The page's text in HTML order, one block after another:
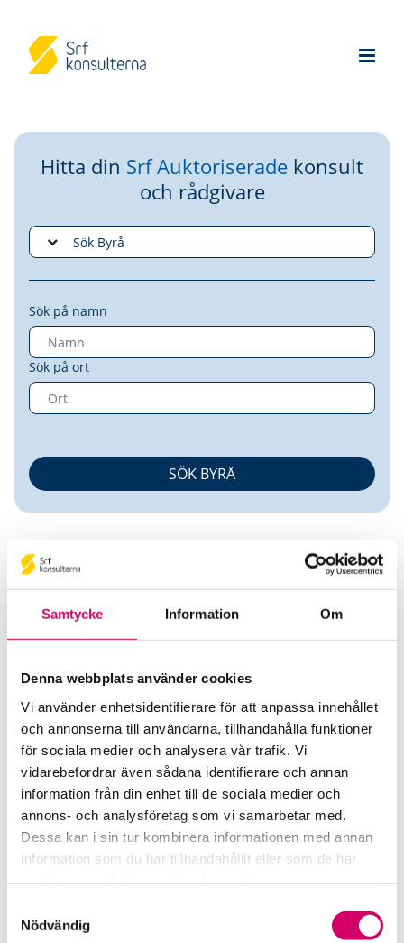
Samtycke Information Om
Denna webbplats använder cookies
Vi använder enhetsidentifierare för att anpassa innehållet
och annonserna till användarna, tillhandahålla funktioner
för sociala medier och analysera vår trafik. Vi
vidarebefordrar även sådana identifierare och annan
information från din enhet till de sociala medier och
annons- och analysföretag som vi samarbetar med.
Dessa kan i sin tur kombinera informationen med annan
information som du har tillhandahållit eller som de har
Nödvändig
Hitta din Srf Auktoriserade konsult
och rådgivare
Sök på namn
Sök på ort
Kreativgruppen Sverige AB
Luleå
Telefon
0920-47 50 20
Mobiltelefon
070-322 99 00
Skicka e-post